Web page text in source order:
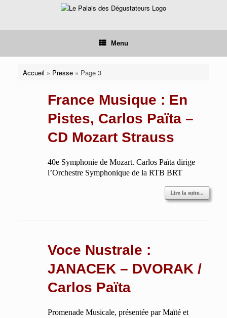
Menu
Accueil » Presse» Page 3
France Musique : En
Pistes, Carlos Païta –
CD Mozart Strauss
40e Symphonie de Mozart. Carlos Païta dirige
l’Orchestre Symphonique de la RTB BRT
Lire la suite...
Voce Nustrale :
JANACEK – DVORAK /
Carlos Païta
Promenade Musicale, présentée par Maïté et